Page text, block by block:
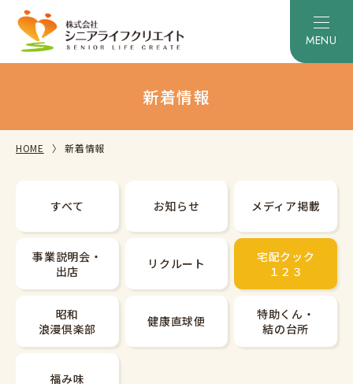
新着情報
HOME 新着情報
すべて お知らせ メディア掲載
事業説明会・
出店
リクルート
宅配クック
１２３
昭和
浪漫倶楽部
健康直球便
特助くん・
結の台所
福み味